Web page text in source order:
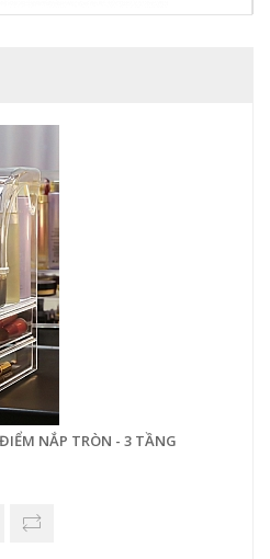
NẮP TRÒN - 3 TẦNG